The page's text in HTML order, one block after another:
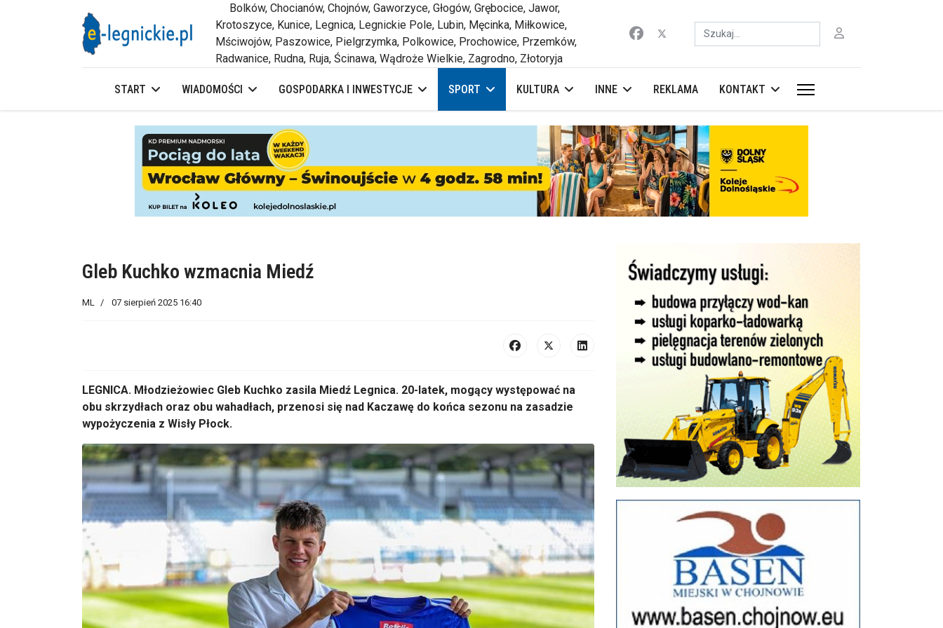
Bolków, Chocianów, Chojnów, Gaworzyce, Głogów, Grębocice, Jawor,
Krotoszyce, Kunice, Legnica, Legnickie Pole, Lubin, Męcinka, Miłkowice,
Mściwojów, Paszowice, Pielgrzymka, Polkowice, Prochowice, Przemków,
Radwanice, Rudna, Ruja, Ścinawa, Wądroże Wielkie, Zagrodno, Złotoryja
Szukaj
START WIADOMOŚCI GOSPODARKA I INWESTYCJE SPORT KULTURA INNE REKLAMA KONTAKT
Gleb Kuchko wzmacnia Miedź
ML 07 sierpień 2025 16:40
LEGNICA. Młodzieżowiec Gleb Kuchko zasila Miedź Legnica. 20-latek, mogący występować na
obu skrzydłach oraz obu wahadłach, przenosi się nad Kaczawę do końca sezonu na zasadzie
wypożyczenia z Wisły Płock.